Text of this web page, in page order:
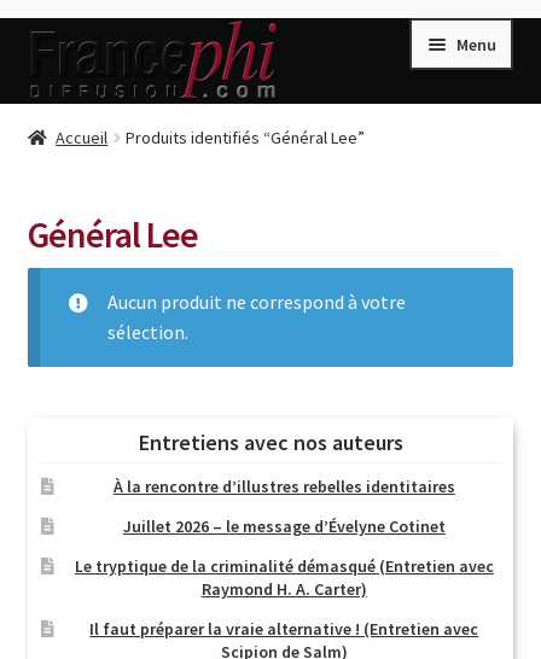
Aller
la
Aller
contenu
Menu
Accueil
Caisse
Conditions de Vente
Listes d’Envies
Livres de Peter Randa
Livres de Philippe Randa
Login Customizer
Newsletter
Accueil Produits identifiés “Général Lee”
Général Lee
Aucun produit ne correspond à votre
sélection.
Entretiens avec nos auteurs
À la rencontre d’illustres rebelles identitaires
Juillet 2026 – le message d’Évelyne Cotinet
Le tryptique de la criminalité démasqué (Entretien avec
Raymond H. A. Carter)
Il faut préparer la vraie alternative ! (Entretien avec
Scipion de Salm)